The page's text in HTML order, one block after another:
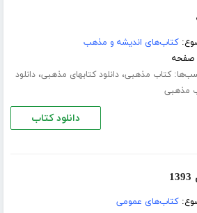
کتاب‌های اندیشه و مذهب
کتاب مذهبی،دانلود کتابهای مذهبی،دانلود
مذهبی
دانلود کتاب
کتاب‌های عمومی